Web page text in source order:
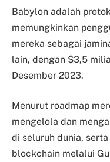
Babylon adalah
memungkinkan
mereka sebagai
lain, dengan $3,5
Desember 2023.
Menurut roadmap
mengelola dan
di seluruh dunia,
blockchain melalui